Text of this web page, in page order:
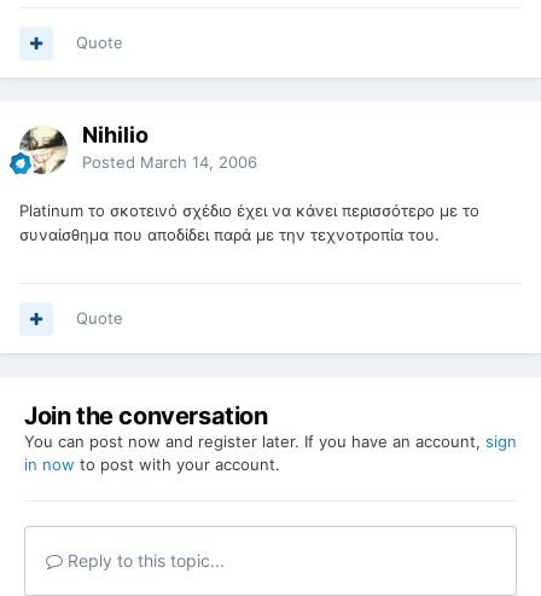
Quote
Nihilio
Posted March 14, 2006
Platinum το σκοτεινό σχέδιο έχει να κάνει περισσότερο με το
συναίσθημα που αποδίδει παρά με την τεχνοτροπία του.
Quote
Join the conversation
You can post now and register later. If you have an account, sign
in now to post with your account.
Reply to this topic...